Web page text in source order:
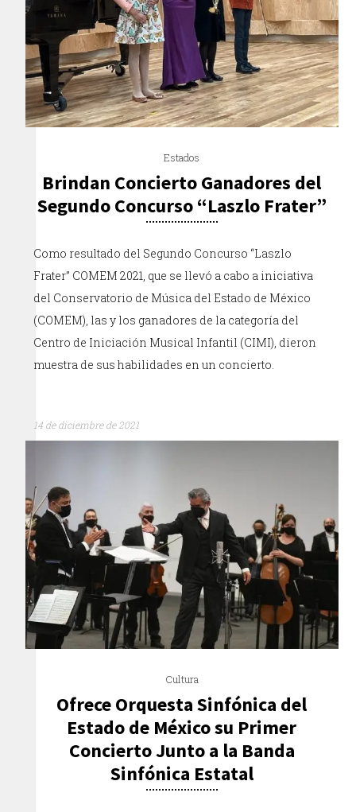
Estados
Brindan Concierto Ganadores del
Segundo Concurso “Laszlo Frater”
Como resultado del Segundo Concurso “Laszlo
Frater” COMEM 2021, que se llevó a cabo a iniciativa
del Conservatorio de Música del Estado de México
(COMEM), las y los ganadores de la categoría del
Centro de Iniciación Musical Infantil (CIMI), dieron
muestra de sus habilidades en un concierto.
14 de diciembre de 2021
Cultura
Ofrece Orquesta Sinfónica del
Estado de México su Primer
Concierto Junto a la Banda
Sinfónica Estatal